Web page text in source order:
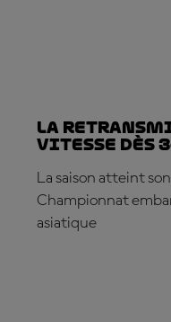
La
vitesse dès
La saison atteint
Championnat
asiatique